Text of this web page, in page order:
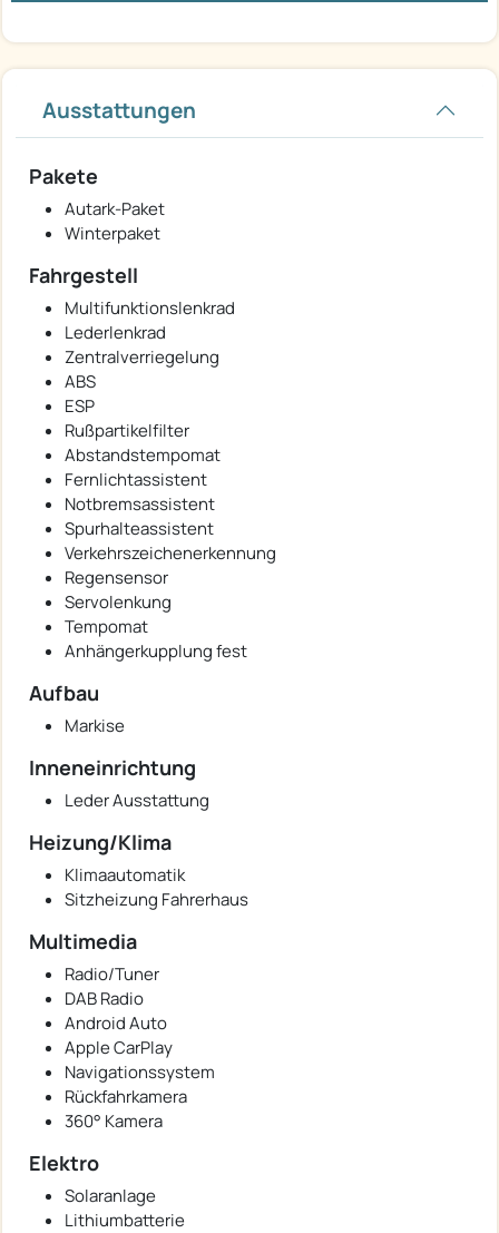
Ausstattungen
Pakete
Autark-Paket
Winterpaket
Fahrgestell
Multifunktionslenkrad
Lederlenkrad
Zentralverriegelung
ABS
ESP
Rußpartikelfilter
Abstandstempomat
Fernlichtassistent
Notbremsassistent
Spurhalteassistent
Verkehrszeichenerkennung
Regensensor
Servolenkung
Tempomat
Anhängerkupplung fest
Aufbau
Markise
Inneneinrichtung
Leder Ausstattung
Heizung/Klima
Klimaautomatik
Sitzheizung Fahrerhaus
Multimedia
Radio/Tuner
DAB Radio
Android Auto
Apple CarPlay
Navigationssystem
Rückfahrkamera
360° Kamera
Elektro
Solaranlage
Lithiumbatterie